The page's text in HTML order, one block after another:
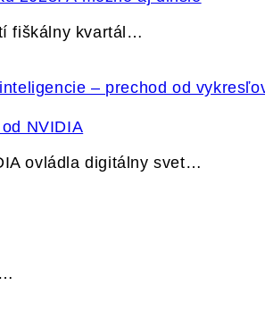
fiškálny kvartál…
NVIDIA
ovládla digitálny svet…